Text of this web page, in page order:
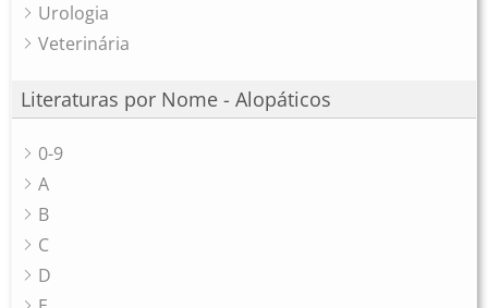
Urologia
Veterinária
Literaturas por Nome - Alopáticos
0-9
A
B
C
D